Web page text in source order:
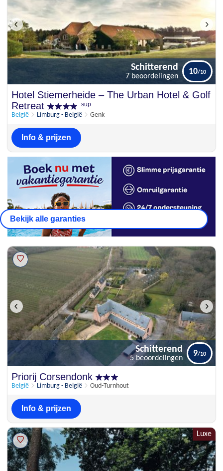
Schitterend 10
Hotel Stiemerheide – The Urban Hotel & Golf
Retreat
sup
België Limburg - België Genk
Schitterend
7 beoordelingen
10
Info & prijzen
Bekijk alle garanties
Priorij Corsendonk
België Limburg - België Oud-Turnhout
Schitterend
5 beoordelingen
9
Info & prijzen
Luxe